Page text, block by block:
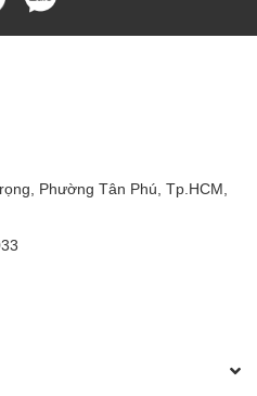
Phường Tân Phú, Tp.HCM,